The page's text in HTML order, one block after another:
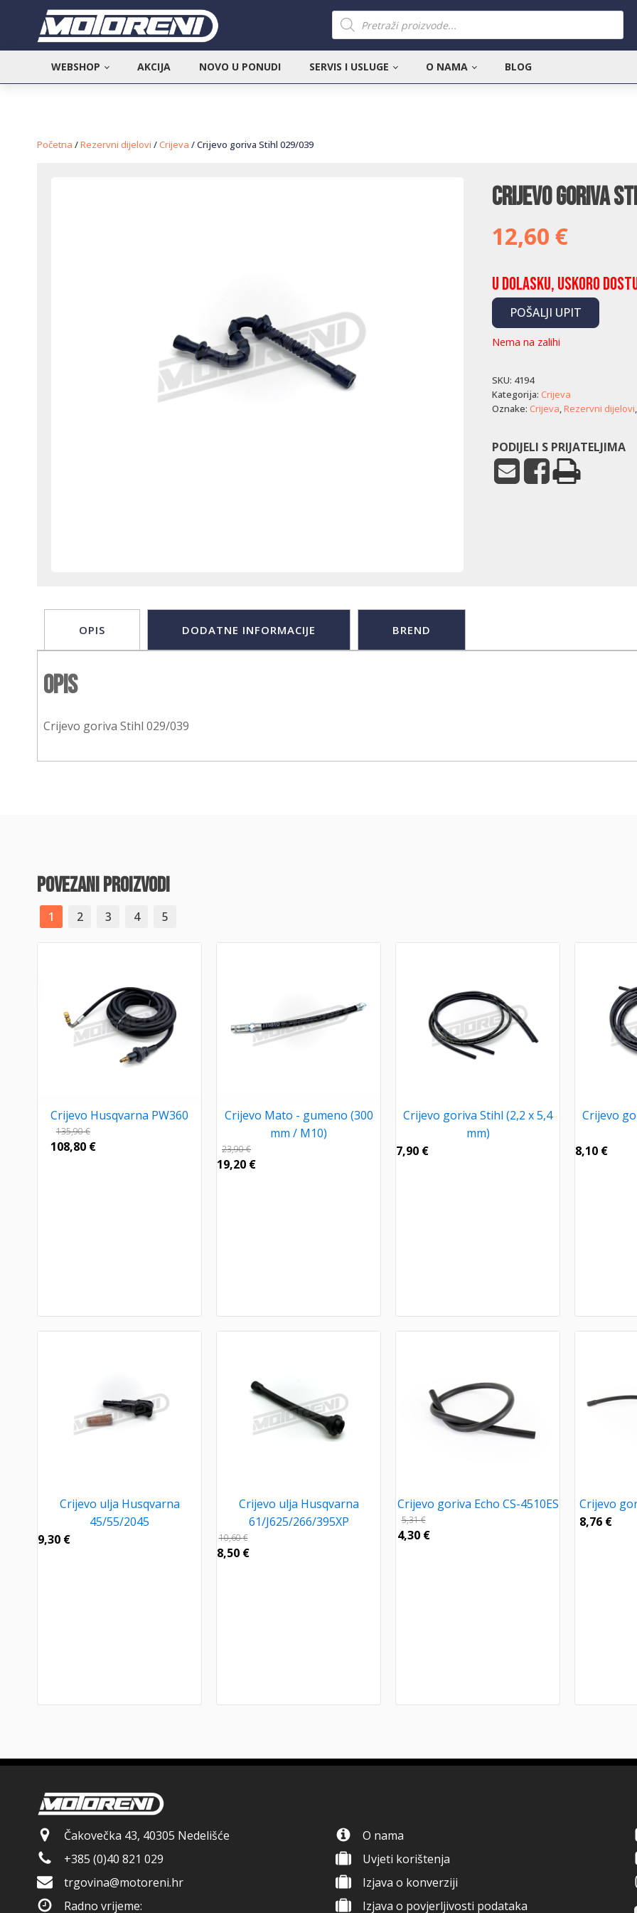
Products
search
WEBSHOP AKCIJA NOVO U PONUDI SERVIS I USLUGE O NAMA BLOG
Početna /Rezervni dijelovi / Crijeva / Crijevo goriva Stihl 029/039
Crijevo goriva
12,60 €
U dolasku, uskoro
POŠALJI UPIT
Nema na zalihi
SKU: 4194
Kategorija: Crijeva
Oznake: Crijeva,Rezervni dijelovi,
PODIJELI S PRIJATELJIMA
OPIS DODATNE INFORMACIJE BREND
Opis
Crijevo goriva Stihl 029/039
povezani proizvodi
1 2 3 4 5
Crijevo Husqvarna PW360
135,90€
108,80 €
Crijevo Mato - gumeno (300
mm / M10)
23,90€
19,20 €
Crijevo goriva Stihl (2,2 x 5,4
mm)
7,90 €
Crijevo
8,10 €
Crijevo ulja Husqvarna
45/55/2045
9,30 €
Crijevo ulja Husqvarna
61/J625/266/395XP
10,60€
8,50 €
Crijevo goriva Echo CS-4510ES
5,31€
4,30 €
Crijevo
8,76 €
Čakovečka 43, 40305 Nedelišće
+385 (0)40 821 029
trgovina@motoreni.hr
Radno vrijeme:
O nama
Uvjeti korištenja
Izjava o konverziji
Izjava o povjerljivosti podataka